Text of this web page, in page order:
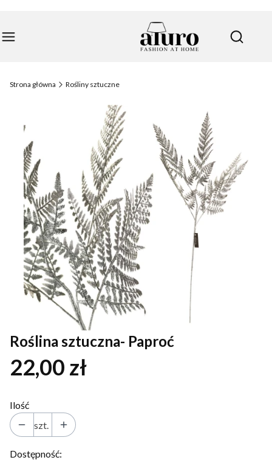
Otwórz
Strona główna Rośliny sztuczne
Roślina sztuczna- Paproć
22,00 zł
Ilość
szt.
Dostępność: